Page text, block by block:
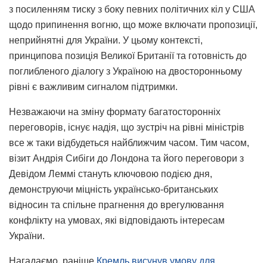
з посиленням тиску з боку певних політичних кіл у США
щодо припинення вогню, що може включати пропозиції,
неприйнятні для України. У цьому контексті,
принципова позиція Великої Британії та готовність до
поглибленого діалогу з Україною на двосторонньому
рівні є важливим сигналом підтримки.
Незважаючи на зміну формату багатосторонніх
переговорів, існує надія, що зустріч на рівні міністрів
все ж таки відбудеться найближчим часом. Тим часом,
візит Андрія Сибіги до Лондона та його переговори з
Девідом Леммі стануть ключовою подією дня,
демонструючи міцність українсько-британських
відносин та спільне прагнення до врегулювання
конфлікту на умовах, які відповідають інтересам
України.
Нагадаємо, раніше Кремль висунув умову для